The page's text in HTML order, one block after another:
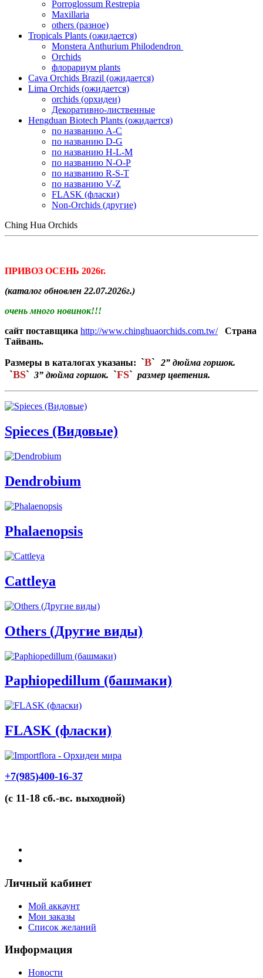
Porroglossum Restrepia
Maxillaria
others (разное)
Tropicals Plants (ожидается)
​​​​​​​Monstera Anthurium Philodendron
Orchids
флорариум plants
Cava Orchids Brazil (ожидается)
Lima Orchids (ожидается)
orchids (орхидеи)
Декоративно-лиственные
Hengduan Biotech Plants (ожидается)
по названию A-C
по названию D-G
по названию H-L-M
по названию N-O-P
по названию R-S-T
по названию V-Z
FLASK (фласки)
Non-Orchids (другие)
Ching Hua Orchids
ПРИВОЗ ОСЕНЬ 2026г.
(каталог обновлен 22.07.2026г.)
очень много новинок!!!
сайт поставщика http://www.chinghuaorchids.com.tw/
Страна
Тайвань.
Размеры в каталогах указаны: `B`2” дюйма горшок.
`BS` 3” дюйма горшок. `FS` размер цветения.
Spieces (Видовые)
Dendrobium
Phalaenopsis
Cattleya
Others (Другие виды)
Paphiopedillum (башмаки)
FLASK (фласки)
+7(985)400-16-37
(с 11-18 сб.-вс. выходной)
Личный кабинет
Мой аккаунт
Мои заказы
Список желаний
Информация
Новости